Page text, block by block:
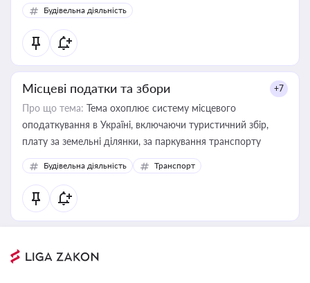
Будівельна діяльність
Місцеві податки та збори +7
Про що тема: Тема охоплює систему місцевого
оподаткування в Україні, включаючи туристичний збір,
плату за земельні ділянки, за паркування транспорту
Будівельна діяльність Транспорт